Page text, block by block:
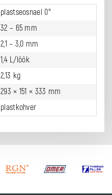
plastseosnael 0°
32 – 65 mm
2,1 – 3,0 mm
1,4 L/löök
2,13 kg
293 × 151 × 333 mm
plastkohver